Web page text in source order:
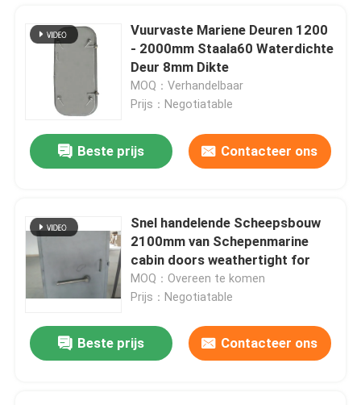
Laat een bericht achter
We bellen je snel terug!
Mariene Propellerschacht
Mariene Dekuitrusting
De Machinesdelen van de metaalverwerking
Steiger en Toebehoren
rubbersporen
Vuurvaste Mariene Deuren 1200
- 2000mm Staala60 Waterdichte
Deur 8mm Dikte
MOQ：Verhandelbaar
Prijs：Negotiatable
Beste prijs Contacteer ons
Snel handelende Scheepsbouw
2100mm van Schepenmarine
cabin doors weathertight for
MOQ：Overeen te komen
Prijs：Negotiatable
Beste prijs Contacteer ons